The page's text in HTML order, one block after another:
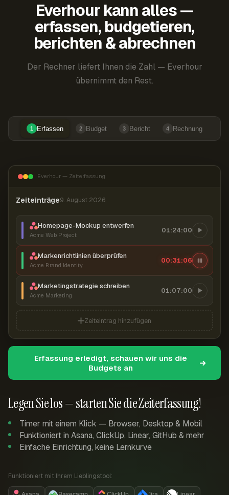
Everhour kann alles —
erfassen, budgetieren,
berichten & abrechnen
Der Rechner liefert Ihnen die Zahl — Everhour
übernimmt den Rest.
1 Erfassen 2 Budget 3 Bericht 4 Rechnung
Legen Sie los — starten Sie die Zeiterfassung!
Timer mit einem Klick — Browser, Desktop & Mobil
Funktioniert in Asana, ClickUp, Linear, GitHub & mehr
Einfache Einrichtung, keine Lernkurve
Funktioniert mit Ihrem Lieblingstool:
Everhour — Zeiterfassung
Zeiteinträge9. August 2026
Homepage-Mockup entwerfen
Acme Web Project
01:24:00
Markenrichtlinien überprüfen
Acme Brand Identity
00:31:07
Marketingstrategie schreiben
Acme Marketing
01:07:00
Zeiteintrag hinzufügen
Erfassung erledigt, schauen wir uns die
Budgets an